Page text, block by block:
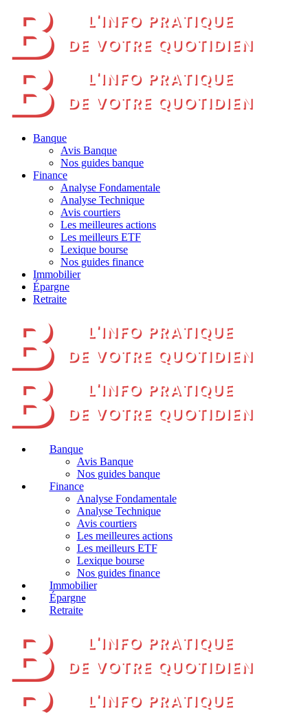
Banque
Avis Banque
Nos guides banque
Finance
Analyse Fondamentale
Analyse Technique
Avis courtiers
Les meilleures actions
Les meilleurs ETF
Lexique bourse
Nos guides finance
Immobilier
Épargne
Retraite
Banque
Avis Banque
Nos guides banque
Finance
Analyse Fondamentale
Analyse Technique
Avis courtiers
Les meilleures actions
Les meilleurs ETF
Lexique bourse
Nos guides finance
Immobilier
Épargne
Retraite